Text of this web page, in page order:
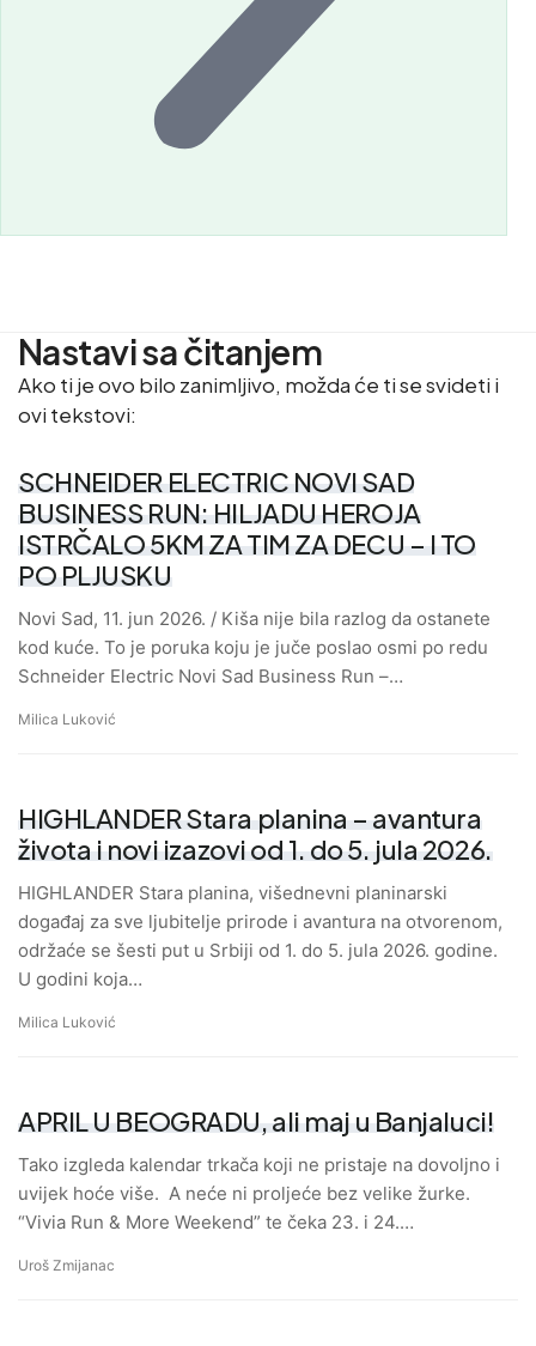
Nastavi sa čitanjem
Ako ti je ovo bilo zanimljivo, možda će ti se svideti i
ovi tekstovi:
SCHNEIDER ELECTRIC NOVI SAD
BUSINESS RUN: HILJADU HEROJA
ISTRČALO 5KM ZA TIM ZA DECU – I TO
PO PLJUSKU
Novi Sad, 11. jun 2026. / Kiša nije bila razlog da ostanete
kod kuće. To je poruka koju je juče poslao osmi po redu
Schneider Electric Novi Sad Business Run –…
Milica Luković
HIGHLANDER Stara planina – avantura
života i novi izazovi od 1. do 5. jula 2026.
HIGHLANDER Stara planina, višednevni planinarski
događaj za sve ljubitelje prirode i avantura na otvorenom,
održaće se šesti put u Srbiji od 1. do 5. jula 2026. godine.
U godini koja…
Milica Luković
APRIL U BEOGRADU, ali maj u Banjaluci!
Tako izgleda kalendar trkača koji ne pristaje na dovoljno i
uvijek hoće više. A neće ni proljeće bez velike žurke.
“Vivia Run & More Weekend” te čeka 23. i 24.…
Uroš Zmijanac